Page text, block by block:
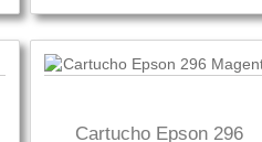
Cartucho Epson 296